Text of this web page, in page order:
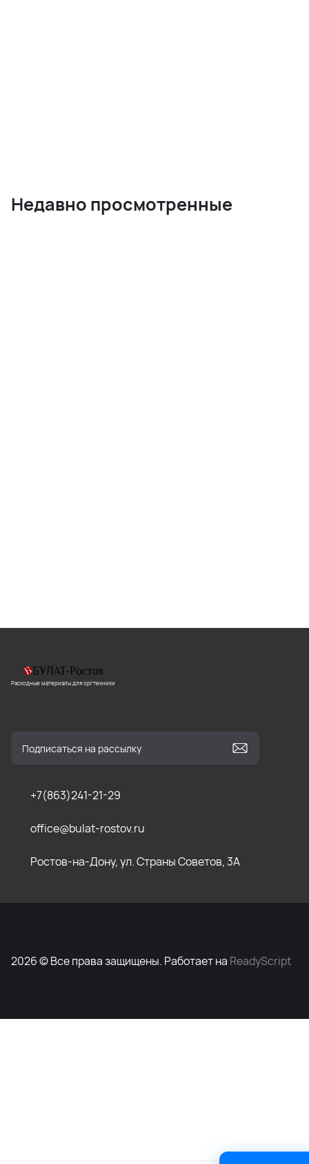
Недавно просмотренные
Расходные материалы для оргтехники
+7(863)241-21-29
office@bulat-rostov.ru
Ростов-на-Дону, ул. Страны Советов, 3А
2026 © Все права защищены. Работает на ReadyScript